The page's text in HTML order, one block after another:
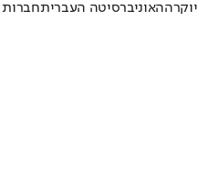
יוקרההאוניברסיטה העברית